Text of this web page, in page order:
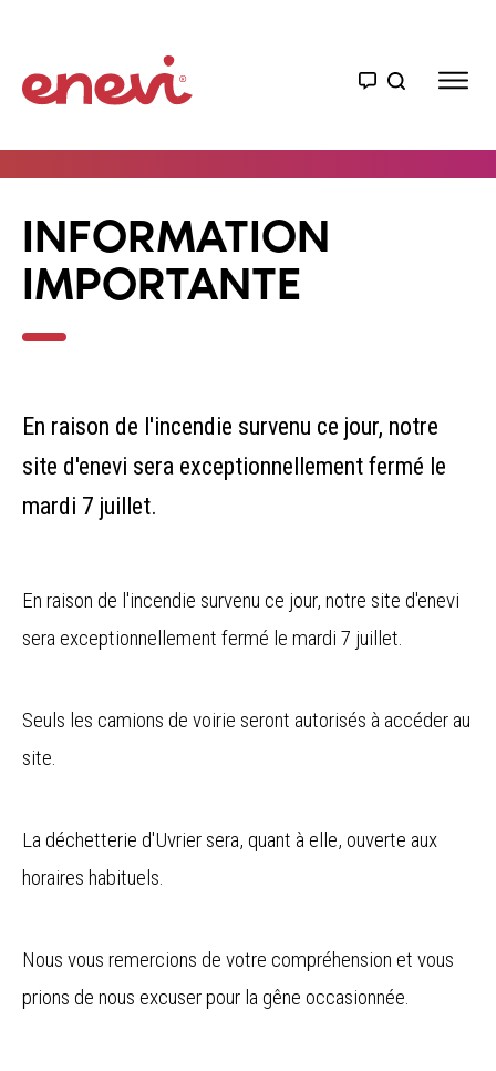
INFORMATION
IMPORTANTE
En raison de l'incendie survenu ce jour, notre
site d'enevi sera exceptionnellement fermé le
mardi 7 juillet.
En raison de l'incendie survenu ce jour, notre site d'enevi
sera exceptionnellement fermé le mardi 7 juillet.
Seuls les camions de voirie seront autorisés à accéder au
site.
La déchetterie d'Uvrier sera, quant à elle, ouverte aux
horaires habituels.
Nous vous remercions de votre compréhension et vous
prions de nous excuser pour la gêne occasionnée.